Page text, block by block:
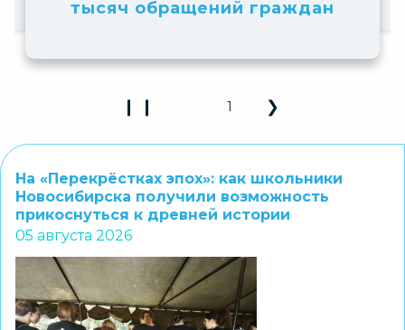
Play Pause 3D Carousel
❙ ❙
Previous Slide
2
Next Slide
❯
На «Перекрёстках эпох»: как школьники
Новосибирска получили возможность
прикоснуться к древней истории
05 августа 2026